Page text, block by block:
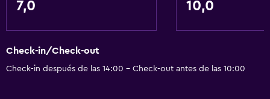
7,0 10,0
Check-in/Check-out
Check-in después de las 14:00 - Check-out antes de las 10:00